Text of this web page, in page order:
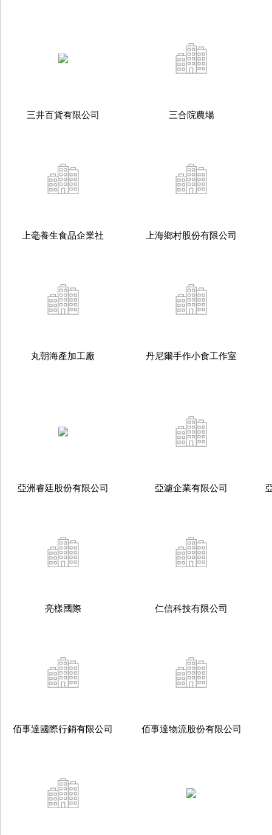
三井百貨有限公司 三合院農場
上毫養生食品企業社 上海鄉村股份有限公司
丸朝海產加工廠 丹尼爾手作小食工作室
亞洲睿廷股份有限公司 亞濾企業有限公司
亮樣國際 仁信科技有限公司
佰事達國際行銷有限公司 佰事達物流股份有限公司